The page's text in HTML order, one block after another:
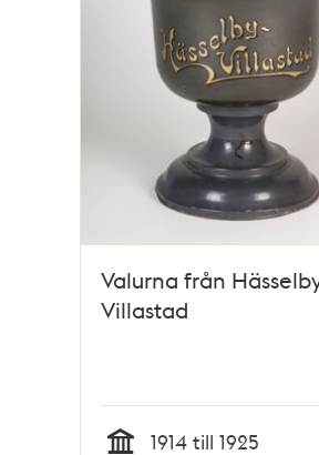
Valurna från
Villastad
1914 till 1925